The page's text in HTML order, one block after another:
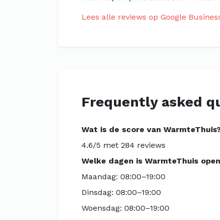
Lees alle reviews op Google
Frequently asked
Wat is de score van
4.6/5 met 284 reviews
Welke dagen is WarmteThuis
Maandag: 08:00–19:00
Dinsdag: 08:00–19:00
Woensdag: 08:00–19:00